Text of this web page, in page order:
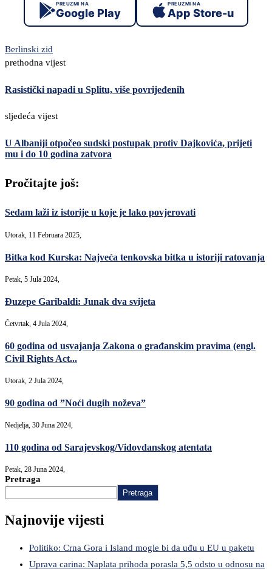
PREUZMI NA
Google Play
PREUZMI NA
App Store-u
Berlinski zid
prethodna vijest
Rasistički napadi u Splitu, više povrijeđenih
sljedeća vijest
U Albaniji otpočeo sudski postupak protiv Dajkovića, prijeti
mu i do 10 godina zatvora
Pročitajte još:
Sedam laži iz istorije u koje je lako povjerovati
Utorak, 11 Februara 2025,
Bitka kod Kurska: Najveća tenkovska bitka u istoriji ratovanja
Petak, 5 Jula 2024,
Đuzepe Garibaldi: Junak dva svijeta
Četvrtak, 4 Jula 2024,
60 godina od usvajanja Zakona o građanskim pravima (engl.
Civil Rights Act...
Utorak, 2 Jula 2024,
90 godina od ”Noći dugih noževa”
Nedjelja, 30 Juna 2024,
110 godina od Sarajevskog/Vidovdanskog atentata
Petak, 28 Juna 2024,
Pretraga
Pretraga
Najnovije vijesti
Politiko: Crna Gora i Island mogle bi da uđu u EU u paketu
Uprava carina: Naplata prihoda porasla 5,5 odsto u odnosu na